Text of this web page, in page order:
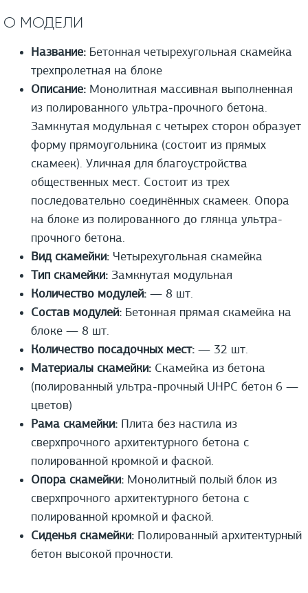
О МОДЕЛИ
Название: Бетонная четырехугольная скамейка
трехпролетная на блоке
Описание: Монолитная массивная выполненная
из полированного ультра-прочного бетона.
Замкнутая модульная с четырех сторон образует
форму прямоугольника (состоит из прямых
скамеек). Уличная для благоустройства
общественных мест. Состоит из трех
последовательно соединённых скамеек. Опора
на блоке из полированного до глянца ультра-
прочного бетона.
Вид скамейки: Четырехугольная скамейка
Тип скамейки: Замкнутая модульная
Количество модулей: — 8 шт.
Состав модулей: Бетонная прямая скамейка на
блоке — 8 шт.
Количество посадочных мест: — 32 шт.
Материалы скамейки: Скамейка из бетона
(полированный ультра-прочный UHPС бетон 6 —
цветов)
Рама скамейки: Плита без настила из
сверхпрочного архитектурного бетона с
полированной кромкой и фаской.
Опора скамейки: Монолитный полый блок из
сверхпрочного архитектурного бетона с
полированной кромкой и фаской.
Сиденья скамейки: Полированный архитектурный
бетон высокой прочности.